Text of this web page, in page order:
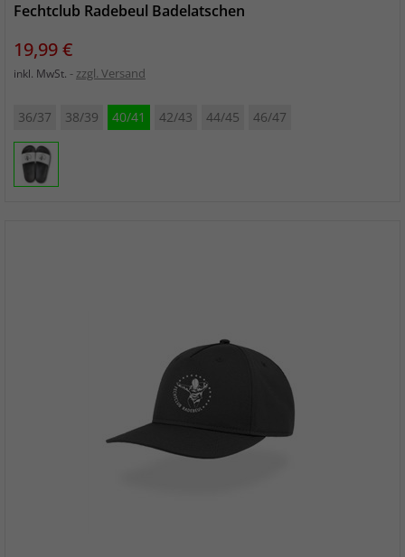
Fechtclub Radebeul Badelatschen
Preis
19,99 €
inkl. MwSt. zzgl. Versand
36/37 38/39 40/41 42/43 44/45 46/47